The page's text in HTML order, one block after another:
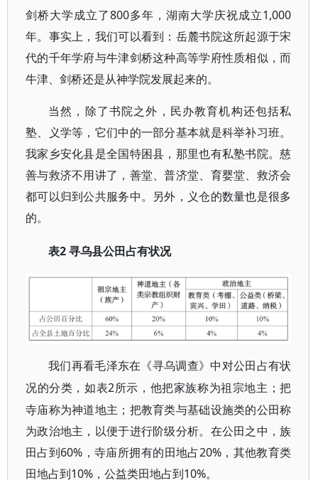
剑桥大学成立了800多年，湖南大学庆祝成立1,000
年。事实上，我们可以看到：岳麓书院这所起源于宋
代的千年学府与牛津剑桥这种高等学府性质相似，而
牛津、剑桥还是从神学院发展起来的。
当然，除了书院之外，民办教育机构还包括私
塾、义学等，它们中的一部分基本就是科举补习班。
我家乡安化县是全国特困县，那里也有私塾书院。慈
善与救济不用讲了，善堂、普济堂 、育婴堂、救济会
都可以归到公共服务中。另外， 义仓的数量也是很多
的。
表2 寻乌县公田占有状况
我们再看毛泽东在《寻乌调查》中对公田占有状
况的分类，如表2所示，他把家族称为祖宗地主；把
寺庙称为神道地主；把教育类与基础设施类的公田称
为政治地主，以便于进行阶级分析。在公田之中，族
田占到60%，寺庙所拥有的田地占20%，其他教育类
田地占到10%，公益类田地占到10%。